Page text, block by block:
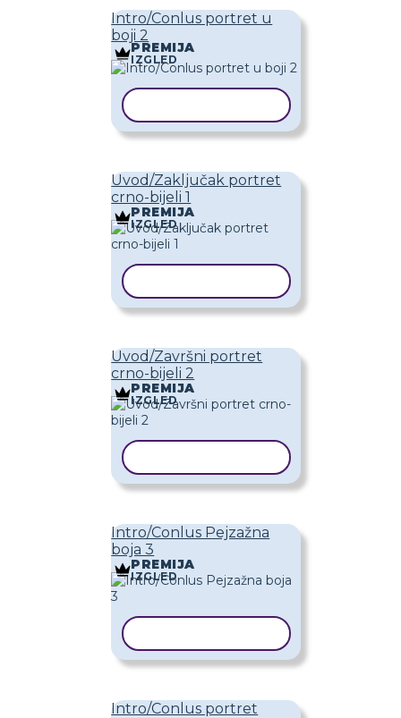
Intro/Conlus portret u
boji 2
PREMIJA
IZGLED
Uvod/Zaključak portret
crno-bijeli 1
PREMIJA
IZGLED
Uvod/Završni portret
crno-bijeli 2
PREMIJA
IZGLED
Intro/Conlus Pejzažna
boja 3
PREMIJA
IZGLED
Intro/Conlus portret